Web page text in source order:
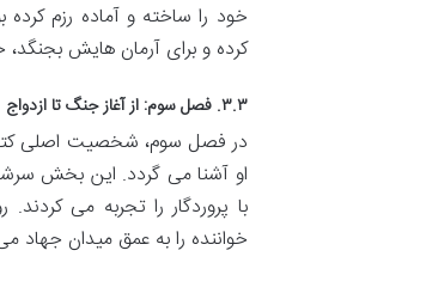
خود را ساخته و آماده رزم
کرده و برای آرمان هایش
۳.۳. فصل سوم: از آغاز جنگ تا ازدواج
در فصل سوم، شخصیت اصلی
او آشنا می گردد. این بخش
با پروردگار را تجربه می
خواننده را به عمق میدان جهاد